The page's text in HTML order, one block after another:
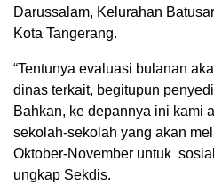
Darussalam, Kelurahan
Kota Tangerang.
“Tentunya evaluasi bulanan
dinas terkait, begitupun
Bahkan, ke depannya ini kami
sekolah-sekolah yang akan
Oktober-November untuk
ungkap Sekdis.